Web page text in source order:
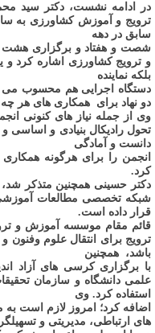
ادامه نشست، دکتر سید
و آموزش کشاورزی به
در دهه
و هفتاد و برگزاری هشت
ترویج کشاورزی اشاره کرد و
نماینده
اجرایی هم محسوب می
نهاد برای همکاری های هر چه
از جمله نیاز های کنونی
رادیکال بنیادی و اساسی و
و آمادگی
را برای هرگونه
حسینی همچنین متذکر شد،
تخصصی مطالعات آموزشی
داده است.
مقام موسسه آموزش و
برای انتقال علوم وفنون و
همچنین
برگزاری کرسی های آزاد
دانشگاه و سازمان
کرد. وی
کرد؛ امروز لازم است
ارتباطی، مدیریتی و